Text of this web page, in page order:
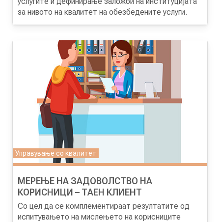
ГАЛЕРИЈА
ВИДЕО
ENG
за нивото на квалитет на обезбедените услуги.
Управување со квалитет
МЕРЕЊЕ НА ЗАДОВОЛСТВО НА
КОРИСНИЦИ – ТАЕН КЛИЕНТ
Со цел да се комплементираат резултатите од
испитувањето на мислењето на корисниците